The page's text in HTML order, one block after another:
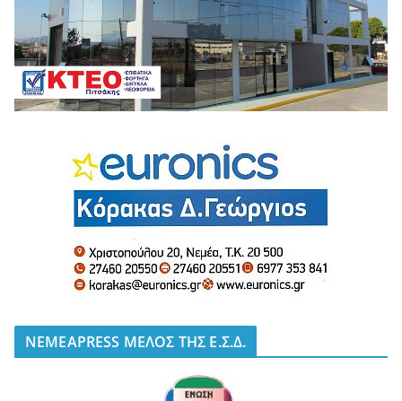
NEMEAPRESS ΜΕΛΟΣ ΤΗΣ Ε.Σ.Δ.